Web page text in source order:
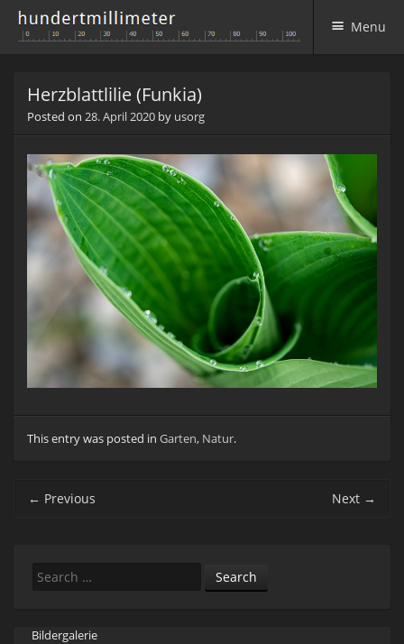
Menu
Herzblattlilie (Funkia)
Posted on 28. April 2020 by usorg
This entry was posted in Garten, Natur.
Post navigation
← Previous Next →
Search
Bildergalerie